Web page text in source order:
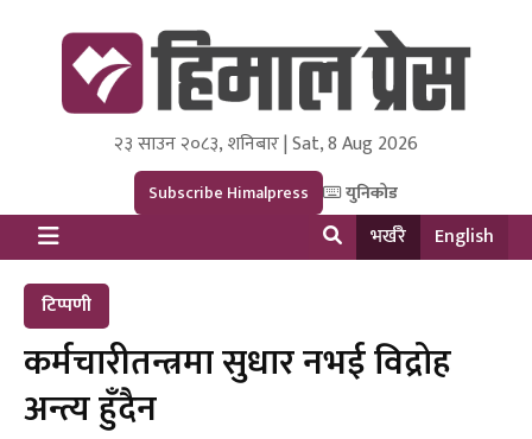
Himal Press
Dot NewsyNepal Media and Research Pvt Ltd.
२३ साउन २०८३, शनिबार | Sat, 8 Aug 2026
Subscribe Himalpress युनिकोड
भर्खरै English
टिप्पणी
कर्मचारीतन्त्रमा सुधार नभई विद्रोह
अन्त्य हुँदैन